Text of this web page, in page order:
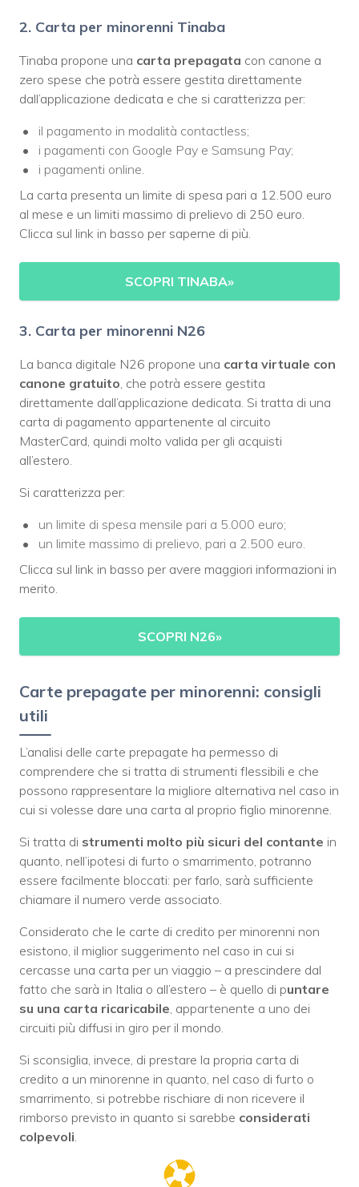
2. Carta per minorenni Tinaba
Tinaba propone una carta prepagata con canone a
zero spese che potrà essere gestita direttamente
dall’applicazione dedicata e che si caratterizza per:
il pagamento in modalità contactless;
i pagamenti con Google Pay e Samsung Pay;
i pagamenti online.
La carta presenta un limite di spesa pari a 12.500 euro
al mese e un limiti massimo di prelievo di 250 euro.
Clicca sul link in basso per saperne di più.
SCOPRI TINABA»
3. Carta per minorenni N26
La banca digitale N26 propone una carta virtuale con
canone gratuito, che potrà essere gestita
direttamente dall’applicazione dedicata. Si tratta di una
carta di pagamento appartenente al circuito
MasterCard, quindi molto valida per gli acquisti
all’estero.
Si caratterizza per:
un limite di spesa mensile pari a 5.000 euro;
un limite massimo di prelievo, pari a 2.500 euro.
Clicca sul link in basso per avere maggiori informazioni in
merito.
SCOPRI N26»
Carte prepagate per minorenni: consigli
utili
L’analisi delle carte prepagate ha permesso di
comprendere che si tratta di strumenti flessibili e che
possono rappresentare la migliore alternativa nel caso in
cui si volesse dare una carta al proprio figlio minorenne.
Si tratta di strumenti molto più sicuri del contante in
quanto, nell’ipotesi di furto o smarrimento, potranno
essere facilmente bloccati: per farlo, sarà sufficiente
chiamare il numero verde associato.
Considerato che le carte di credito per minorenni non
esistono, il miglior suggerimento nel caso in cui si
cercasse una carta per un viaggio – a prescindere dal
fatto che sarà in Italia o all’estero – è quello di puntare
su una carta ricaricabile, appartenente a uno dei
circuiti più diffusi in giro per il mondo.
Si sconsiglia, invece, di prestare la propria carta di
credito a un minorenne in quanto, nel caso di furto o
smarrimento, si potrebbe rischiare di non ricevere il
rimborso previsto in quanto si sarebbe considerati
colpevoli.